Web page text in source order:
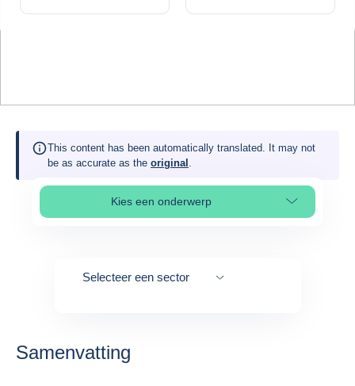
This content has been automatically translated. It may not
be as accurate as the original .
Kies een onderwerp
Select page section
Selecteer een sector
Samenvatting